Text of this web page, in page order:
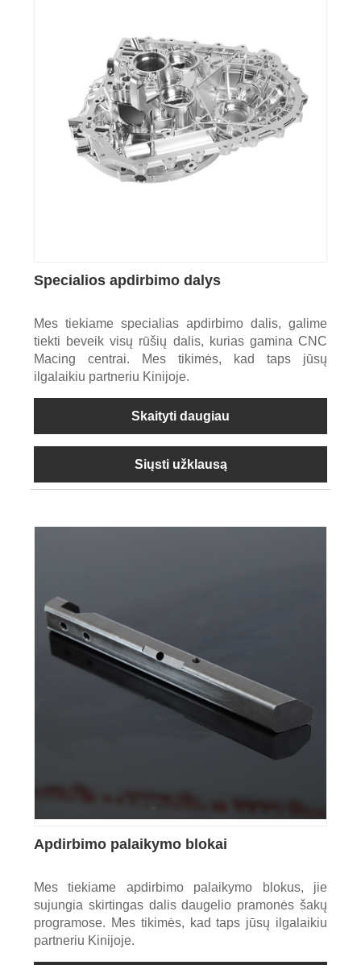
Specialios apdirbimo dalys
Mes tiekiame specialias apdirbimo dalis, galime
tiekti beveik visų rūšių dalis, kurias gamina CNC
Macing centrai. Mes tikimės, kad taps jūsų
ilgalaikiu partneriu Kinijoje.
Skaityti daugiau
Siųsti užklausą
Apdirbimo palaikymo blokai
Mes tiekiame apdirbimo palaikymo blokus, jie
sujungia skirtingas dalis daugelio pramonės šakų
programose. Mes tikimės, kad taps jūsų ilgalaikiu
partneriu Kinijoje.